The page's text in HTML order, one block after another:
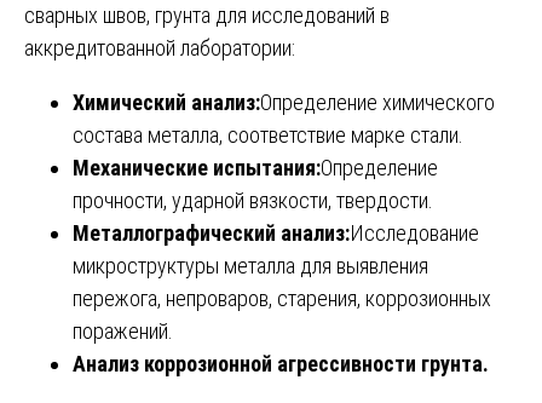
сварных швов, грунта для исследований в
аккредитованной лаборатории:
Химический анализ:Определение химического
состава металла, соответствие марке стали.
Механические испытания:Определение
прочности, ударной вязкости, твердости.
Металлографический анализ:Исследование
микроструктуры металла для выявления
пережога, непроваров, старения, коррозионных
поражений.
Анализ коррозионной агрессивности грунта.